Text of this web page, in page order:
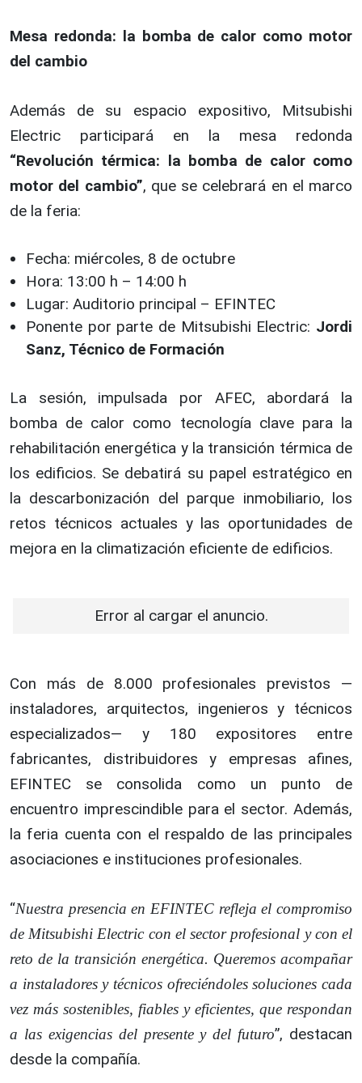
Mesa redonda: la bomba de calor como motor
del cambio
Además de su espacio expositivo, Mitsubishi
Electric participará en la mesa redonda
“Revolución térmica: la bomba de calor como
motor del cambio”, que se celebrará en el marco
de la feria:
Fecha: miércoles, 8 de octubre
Hora: 13:00 h – 14:00 h
Lugar: Auditorio principal – EFINTEC
Ponente por parte de Mitsubishi Electric: Jordi
Sanz, Técnico de Formación
La sesión, impulsada por AFEC, abordará la
bomba de calor como tecnología clave para la
rehabilitación energética y la transición térmica de
los edificios. Se debatirá su papel estratégico en
la descarbonización del parque inmobiliario, los
retos técnicos actuales y las oportunidades de
mejora en la climatización eficiente de edificios.
Error al cargar el anuncio.
Con más de 8.000 profesionales previstos —
instaladores, arquitectos, ingenieros y técnicos
especializados— y 180 expositores entre
fabricantes, distribuidores y empresas afines,
EFINTEC se consolida como un punto de
encuentro imprescindible para el sector. Además,
la feria cuenta con el respaldo de las principales
asociaciones e instituciones profesionales.
“Nuestra presencia en EFINTEC refleja el compromiso
de Mitsubishi Electric con el sector profesional y con el
reto de la transición energética. Queremos acompañar
a instaladores y técnicos ofreciéndoles soluciones cada
vez más sostenibles, fiables y eficientes, que respondan
a las exigencias del presente y del futuro”, destacan
desde la compañía.